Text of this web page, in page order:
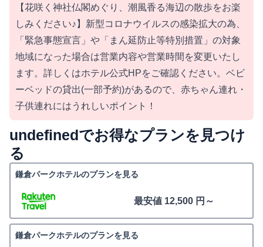
【花咲く神社仏閣めぐり、潮風香る海辺の散歩をお楽
しみください♪】新型コロナウイルスの感染拡大の為、
「緊急事態宣言」や「まん延防止等特別措置」の対象
地域になった場合は営業内容や営業時間を変更いたし
ます。詳しくはホテル公式HPをご確認ください。ベビ
ーベッドの貸出(一部予約)があるので、赤ちゃん連れ・
子供連れにはうれしいポイント！
undefinedでお得なプランを見つけ
る
鎌倉パークホテルのプランを見る
最安値 12,500 円～
鎌倉パークホテルのプランを見る